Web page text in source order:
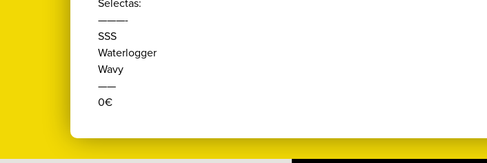
———-
SSS
Waterlogger
Wavy
——
0€